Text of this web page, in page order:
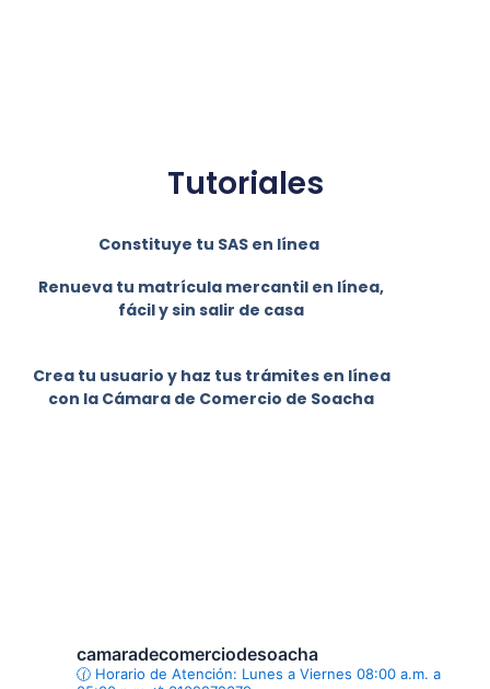
Tutoriales
Constituye tu SAS en línea
Renueva tu matrícula mercantil en línea,
fácil y sin salir de casa
Crea tu usuario y haz tus trámites en línea
con la Cámara de Comercio de Soacha
camaradecomerciodesoacha
🕜 Horario de Atención: Lunes a Viernes 08:00 a.m. a